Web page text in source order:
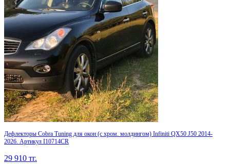
Дефлекторы Cobra Tuning для окон (c хром. молдингом) Infiniti QX50 J50 2014-
2026. Артикул I10714CR
29 910 тг.